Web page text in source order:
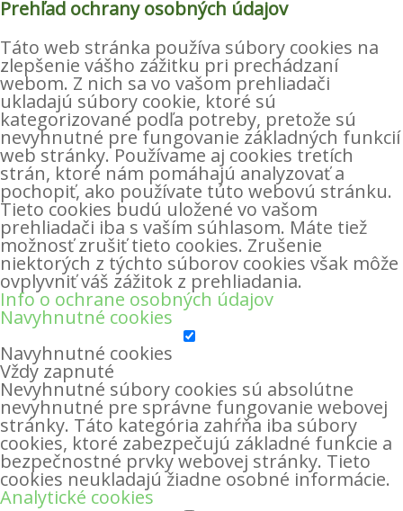
Prehľad ochrany osobných údajov
Táto web stránka používa súbory cookies na
zlepšenie vášho zážitku pri prechádzaní
webom. Z nich sa vo vašom prehliadači
ukladajú súbory cookie, ktoré sú
kategorizované podľa potreby, pretože sú
nevyhnutné pre fungovanie základných funkcií
web stránky. Používame aj cookies tretích
strán, ktoré nám pomáhajú analyzovať a
pochopiť, ako používate túto webovú stránku.
Tieto cookies budú uložené vo vašom
prehliadači iba s vaším súhlasom. Máte tiež
možnosť zrušiť tieto cookies. Zrušenie
niektorých z týchto súborov cookies však môže
ovplyvniť váš zážitok z prehliadania.
Info o ochrane osobných údajov
Navyhnutné cookies
Navyhnutné cookies
Vždy zapnuté
Nevyhnutné súbory cookies sú absolútne
nevyhnutné pre správne fungovanie webovej
stránky. Táto kategória zahŕňa iba súbory
cookies, ktoré zabezpečujú základné funkcie a
bezpečnostné prvky webovej stránky. Tieto
cookies neukladajú žiadne osobné informácie.
Analytické cookies